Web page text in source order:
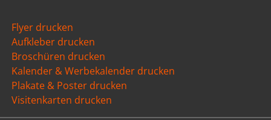
Flyer drucken
Aufkleber drucken
Broschüren drucken
Kalender & Werbekalender drucken
Plakate & Poster drucken
Visitenkarten drucken